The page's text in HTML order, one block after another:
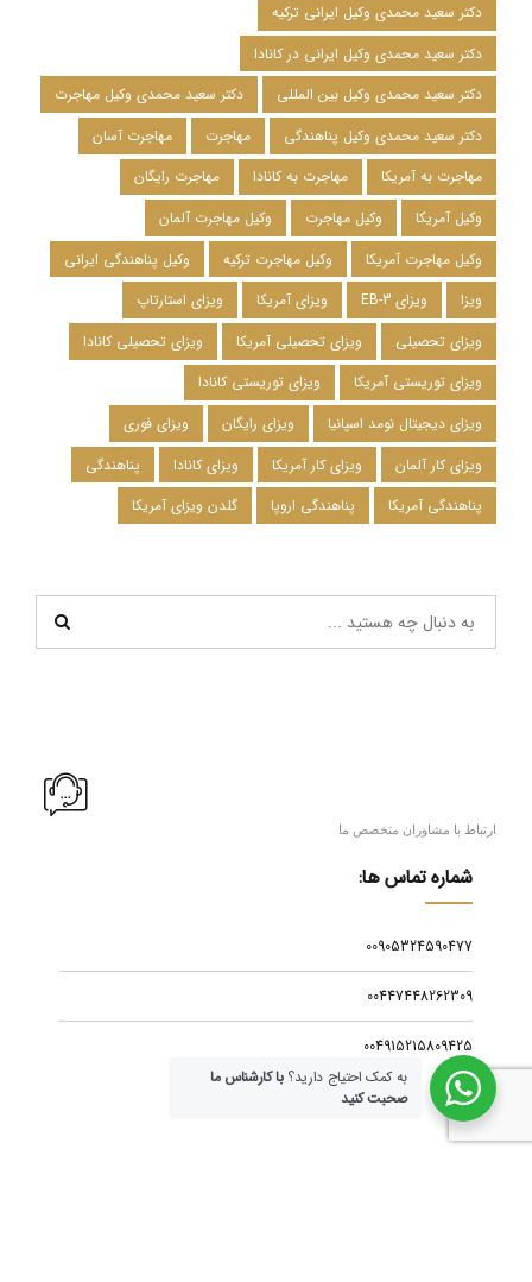
دکتر سعید محمدی وکیل ایرانی ترکیه
دکتر سعید محمدی وکیل ایرانی در کانادا
دکتر سعید محمدی وکیل بین المللی
دکتر سعید محمدی وکیل مهاجرت
دکتر سعید محمدی وکیل پناهندگی
مهاجرت
مهاجرت آسان
مهاجرت به آمریکا
مهاجرت به کانادا
مهاجرت رایگان
وکیل آمریکا
وکیل مهاجرت
وکیل مهاجرت آلمان
وکیل مهاجرت آمریکا
وکیل مهاجرت ترکیه
وکیل پناهندگی ایرانی
ویزا
ویزای EB-3 ویزای آمریکا
ویزای استارتاپ
ویزای تحصیلی
ویزای تحصیلی آمریکا
ویزای تحصیلی کانادا
ویزای توریستی آمریکا
ویزای توریستی کانادا
ویزای دیجیتال نومد اسپانیا
ویزای رایگان
ویزای فوری
ویزای کار آلمان
ویزای کار آمریکا ویزای کانادا
پناهندگی
پناهندگی آمریکا
پناهندگی اروپا گلدن ویزای آمریکا
ارتباط با مشاوران متخصص ما
شماره تماس ها:
00905324590477
00447448262309
004915215809425
به کمک احتیاج دارید؟با کارشناس ما
صحبت کنید